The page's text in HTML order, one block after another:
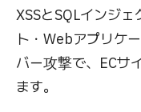
XSSとSQLインジ
ト・Webアプリケ
バー攻撃で、ECサ
ます。